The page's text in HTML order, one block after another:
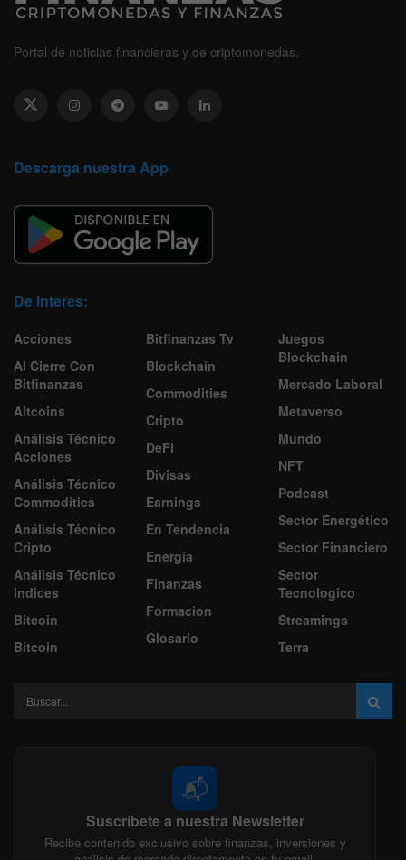
Portal de noticias financieras y de criptomonedas.
Descarga nuestra App
De Interes:
Acciones
Al Cierre Con
Bitfinanzas
Altcoins
Análisis Técnico
Acciones
Análisis Técnico
Commodities
Análisis Técnico
Cripto
Análisis Técnico
Indices
Bitcoin
Bitcoin
Bitfinanzas Tv
Blockchain
Commodities
Cripto
DeFi
Divisas
Earnings
En Tendencia
Energía
Finanzas
Formacion
Glosario
Juegos
Blockchain
Mercado Laboral
Metaverso
Mundo
NFT
Podcast
Sector Energético
Sector Financiero
Sector
Tecnologico
Streamings
Terra
📬
Suscríbete a nuestra Newsletter
Recibe contenido exclusivo sobre finanzas, inversiones y